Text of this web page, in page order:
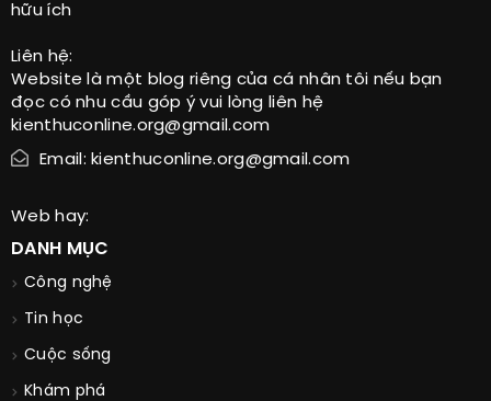
hữu ích
Liên hệ:
Website là một blog riêng của cá nhân tôi nếu bạn
đọc có nhu cầu góp ý vui lòng liên hệ
kienthuconline.org@gmail.com
Email: kienthuconline.org@gmail.com
Web hay:
DANH MỤC
Công nghệ
Tin học
Cuộc sống
Khám phá